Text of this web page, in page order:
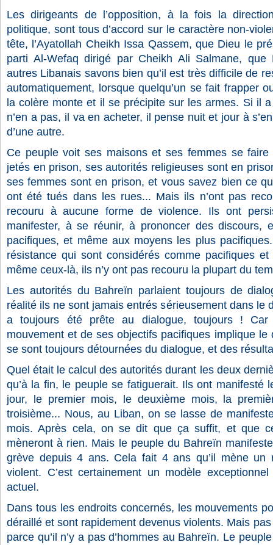
Les dirigeants de l’opposition, à la fois la
politique, sont tous d’accord sur le caractère non-
tête, l’Ayatollah Cheikh Issa Qassem, que Dieu le
parti Al-Wefaq dirigé par Cheikh Ali Salmane,
autres Libanais savons bien qu’il est très difficile de
automatiquement, lorsque quelqu’un se fait frapper
la colère monte et il se précipite sur les armes. Si il
n’en a pas, il va en acheter, il pense nuit et jour à
d’une autre.
Ce peuple voit ses maisons et ses femmes se
jetés en prison, ses autorités religieuses sont en
ses femmes sont en prison, et vous savez bien ce
ont été tués dans les rues... Mais ils n’ont pas
recouru à aucune forme de violence. Ils ont
manifester, à se réunir, à prononcer des discours,
pacifiques, et même aux moyens les plus
résistance qui sont considérés comme pacifiques
même ceux-là, ils n’y ont pas recouru la plupart du
Les autorités du Bahreïn parlaient toujours de
réalité ils ne sont jamais entrés sérieusement dans le
a toujours été prête au dialogue, toujours !
mouvement et de ses objectifs pacifiques implique le
se sont toujours détournées du dialogue, et des
Quel était le calcul des autorités durant les deux
qu’à la fin, le peuple se fatiguerait. Ils ont manifesté
jour, le premier mois, le deuxième mois, la
troisième... Nous, au Liban, on se lasse de
mois. Après cela, on se dit que ça suffit, et que
mèneront à rien. Mais le peuple du Bahreïn
grève depuis 4 ans. Cela fait 4 ans qu’il mène un
violent. C’est certainement un modèle
actuel.
Dans tous les endroits concernés, les mouvements
déraillé et sont rapidement devenus violents. Mais
parce qu’il n’y a pas d’hommes au Bahreïn. Le